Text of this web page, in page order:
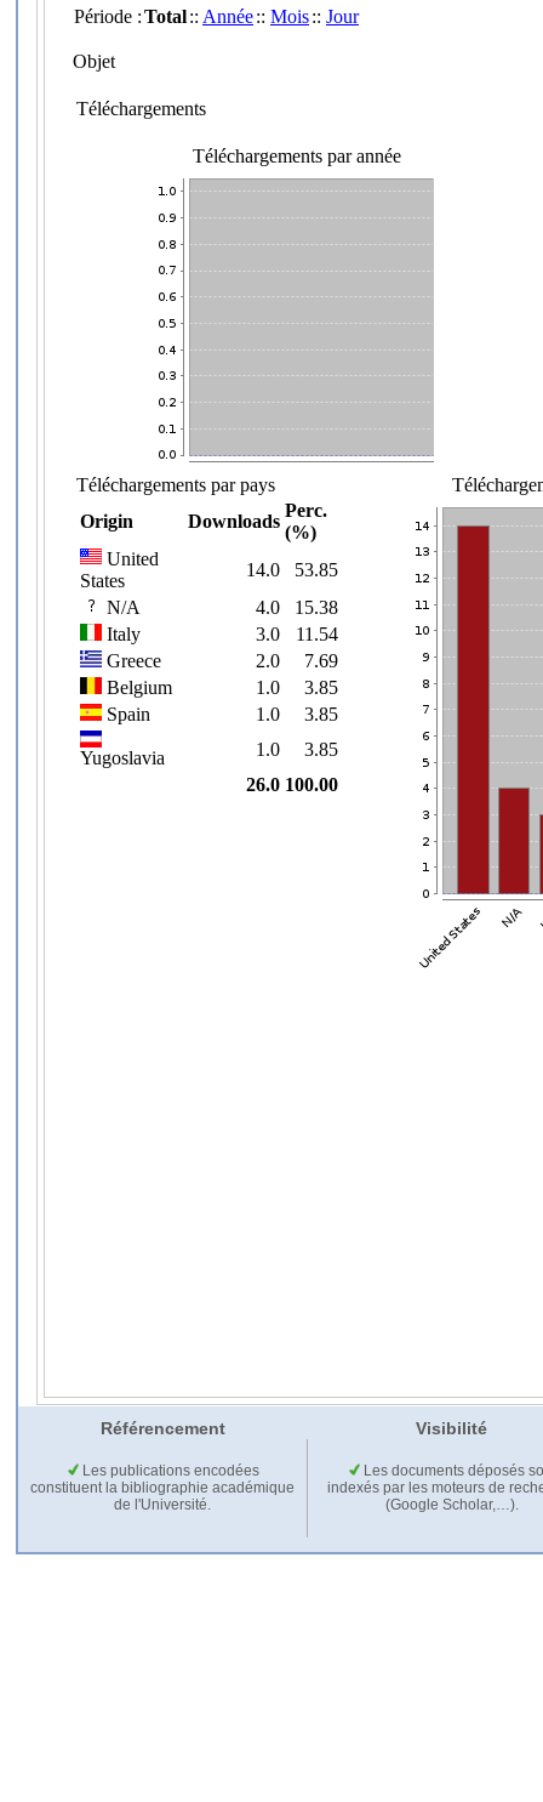
Référencement Visibilité
Les publications encodées
constituent la bibliographie académique
de l'Université.
Les documents déposés
indexés par les moteurs de
(Google Scholar,…).